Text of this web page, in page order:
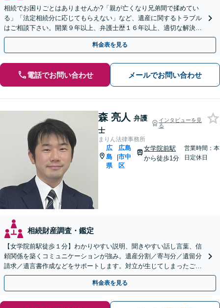
相続でお困りごとはありませんか?「親が亡くなり兄弟間で揉めてい
る」「法定相続分に応じてもらえない」など、遺産に関するトラブル
はご相談下さい。開業９年以上、弁護士歴１６年以上、適切な解決が
モットーです。【休日・夜間対応】【女学院前駅1分】
料金表を見る
電話でお問い合わせ メールでお問い合わせ
森 亮人 弁護
士
インタビューを見
る
まりん法律事務所
広
島
県
|
広島
市中
区
女学院前駅
から徒歩1分
営業時間：本
日定休日
相続財産調査・鑑定
【女学院前駅徒歩１分】わかりやすい説明、聞きやすい話し言葉、信
頼関係を築くコミュニケーションが強み。遺産分割／寄与分／遺留分
請求／遺言書作成などをサポートします。対立が生じてしまったご家
族間の感情にも丁寧に配慮いたします。
料金表を見る